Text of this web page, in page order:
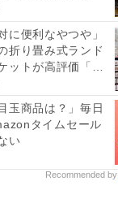
に便利なやつや」
折り畳み式ランド
ットが高評価「使
玉商品は？」毎日
タイムセール
い
Recommended by